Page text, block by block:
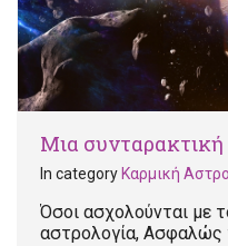
Μια συνταρακτική
In category Καρμική
Όσοι ασχολούνται με
αστρολογία, Ασφαλώς